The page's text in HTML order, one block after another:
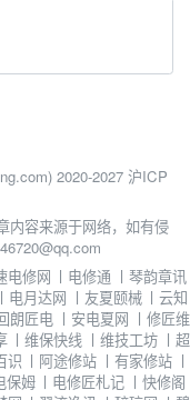
2020-2027 沪ICP
内容来源于网络，如有侵
电修网 丨 电修通 丨琴韵章讯
丨 电月达网 丨 友夏颐械 丨云知
朗匠电 丨 安电夏网 丨 修匠维
丨维保快线 丨维技工坊 丨 超
识 丨 阿途修站 丨 有家修站 丨
保姆 丨 电修匠札记 丨 快修阁